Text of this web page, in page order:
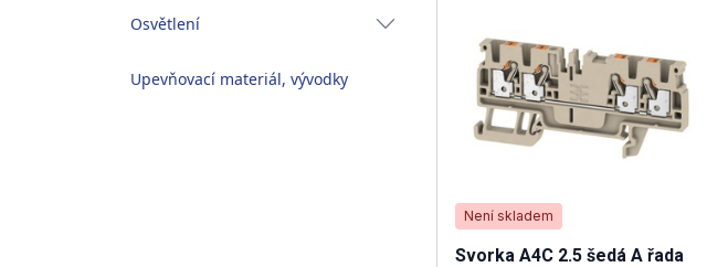
Osvětlení
Upevňovací materiál, vývodky
Není skladem
Svorka A4C 2.5 šedá A řada